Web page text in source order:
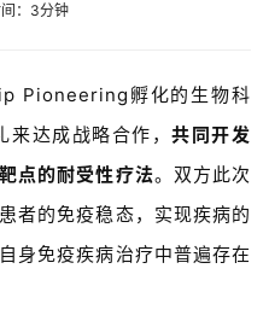
：3分钟
Pioneering 孵化的生物科
达成战略合作，共同开发
点的耐受性疗法。 双方此次
者的免疫稳态，实现疾病的
身免疫疾病治疗中普遍存在